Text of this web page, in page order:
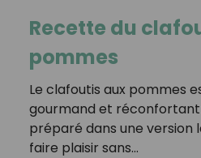
Recette du
pommes
Le clafoutis aux pommes
gourmand et
préparé dans une version
faire plaisir sans…